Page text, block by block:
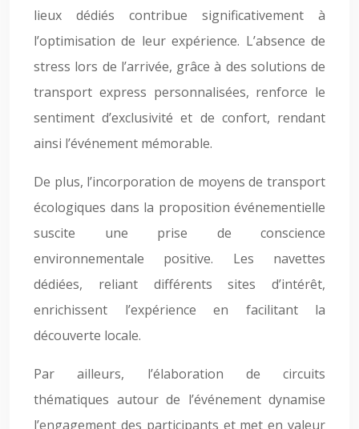
lieux dédiés contribue significativement à
l’optimisation de leur expérience. L’absence de
stress lors de l’arrivée, grâce à des solutions de
transport express personnalisées, renforce le
sentiment d’exclusivité et de confort, rendant
ainsi l’événement mémorable.
De plus, l’incorporation de moyens de transport
écologiques dans la proposition événementielle
suscite une prise de conscience
environnementale positive. Les navettes
dédiées, reliant différents sites d’intérêt,
enrichissent l’expérience en facilitant la
découverte locale.
Par ailleurs, l’élaboration de circuits
thématiques autour de l’événement dynamise
l’engagement des participants et met en valeur